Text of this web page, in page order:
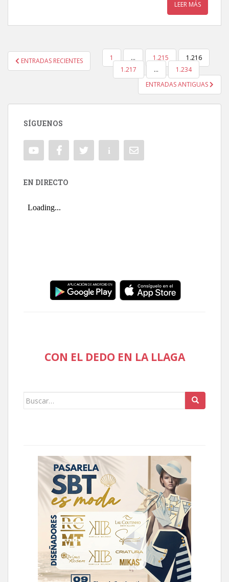
LEER MÁS
NAVEGACIÓN DE ENTRADAS
ENTRADAS RECIENTES 1 … 1.215
1.216
1.217
…
1.234
ENTRADAS ANTIGUAS
SÍGUENOS
EN DIRECTO
CON EL DEDO EN LA LLAGA
Buscar: